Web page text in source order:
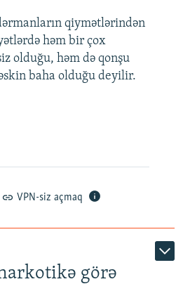
qiymətlərindən
həm bir çox
olduğu, həm də qonşu
baha olduğu deyilir.
VPN-siz açmaq
görə